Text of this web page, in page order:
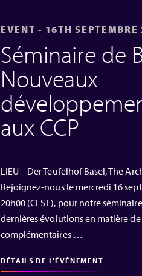
EVENT - 16TH SEPTEMBRE
Séminaire de
Nouveaux
aux CCP
LIEU – Der Teufelhof Basel, The
Rejoignez-nous le mercredi 16
20h00 (CEST), pour notre
dernières évolutions en matière
complémentaires …
DÉTAILS DE L'ÉVÉNEMENT